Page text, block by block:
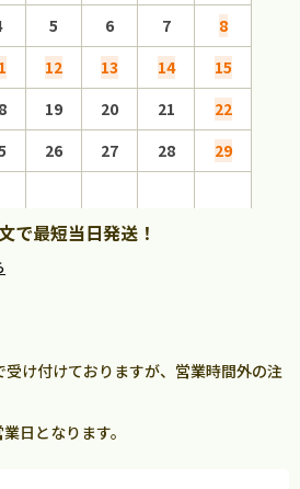
5 6 7
8
12 13 14
15
19 20 21
22
26 27 28
29
で最短当日発送！
け付けておりますが、営業時間外の注
日となります。